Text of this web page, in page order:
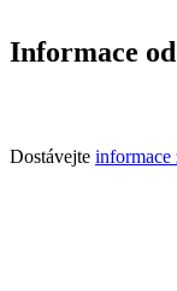
Informace
Dostávejte informace